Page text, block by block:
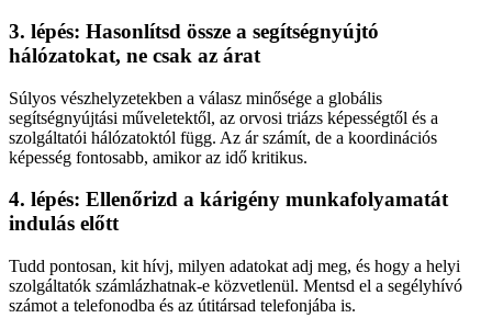
3. lépés: Hasonlítsd össze a segítségnyújtó
hálózatokat, ne csak az árat
Súlyos vészhelyzetekben a válasz minősége a globális
segítségnyújtási műveletektől, az orvosi triázs képességtől és a
szolgáltatói hálózatoktól függ. Az ár számít, de a koordinációs
képesség fontosabb, amikor az idő kritikus.
4. lépés: Ellenőrizd a kárigény munkafolyamatát
indulás előtt
Tudd pontosan, kit hívj, milyen adatokat adj meg, és hogy a helyi
szolgáltatók számlázhatnak-e közvetlenül. Mentsd el a segélyhívó
számot a telefonodba és az útitársad telefonjába is.